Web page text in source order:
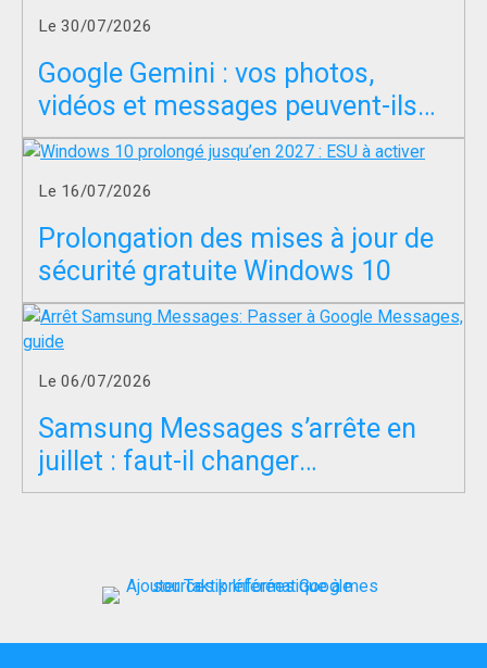
Le 30/07/2026
Google Gemini : vos photos,
vidéos et messages peuvent-ils
servir à entraîner l’IA ?
Le 16/07/2026
Prolongation des mises à jour de
sécurité gratuite Windows 10
Le 06/07/2026
Samsung Messages s’arrête en
juillet : faut-il changer
d’application SMS ?